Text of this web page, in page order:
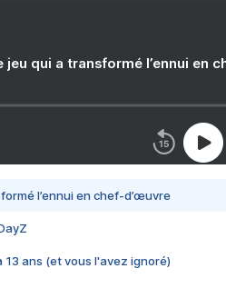
jeu qui a transformé l’ennui en
l’ennui en chef-d’œuvre
13 ans (et vous l'avez ignoré)